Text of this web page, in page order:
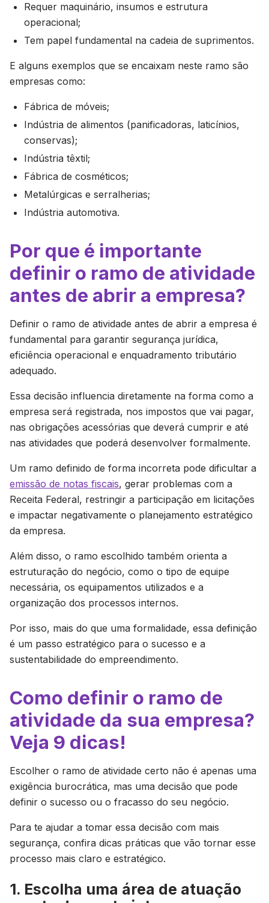
Requer maquinário, insumos e estrutura
operacional;
Tem papel fundamental na cadeia de suprimentos.
E alguns exemplos que se encaixam neste ramo são
empresas como:
Fábrica de móveis;
Indústria de alimentos (panificadoras, laticínios,
conservas);
Indústria têxtil;
Fábrica de cosméticos;
Metalúrgicas e serralherias;
Indústria automotiva.
Por que é importante
definir o ramo de atividade
antes de abrir a empresa?
Definir o ramo de atividade antes de abrir a empresa é
fundamental para garantir segurança jurídica,
eficiência operacional e enquadramento tributário
adequado.
Essa decisão influencia diretamente na forma como a
empresa será registrada, nos impostos que vai pagar,
nas obrigações acessórias que deverá cumprir e até
nas atividades que poderá desenvolver formalmente.
Um ramo definido de forma incorreta pode dificultar a
emissão de notas fiscais, gerar problemas com a
Receita Federal, restringir a participação em licitações
e impactar negativamente o planejamento estratégico
da empresa.
Além disso, o ramo escolhido também orienta a
estruturação do negócio, como o tipo de equipe
necessária, os equipamentos utilizados e a
organização dos processos internos.
Por isso, mais do que uma formalidade, essa definição
é um passo estratégico para o sucesso e a
sustentabilidade do empreendimento.
Como definir o ramo de
atividade da sua empresa?
Veja 9 dicas!
Escolher o ramo de atividade certo não é apenas uma
exigência burocrática, mas uma decisão que pode
definir o sucesso ou o fracasso do seu negócio.
Para te ajudar a tomar essa decisão com mais
segurança, confira dicas práticas que vão tornar esse
processo mais claro e estratégico.
1. Escolha uma área de atuação